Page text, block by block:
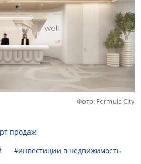
Фото: Formula City
продаж
#инвестиции в недвижимость